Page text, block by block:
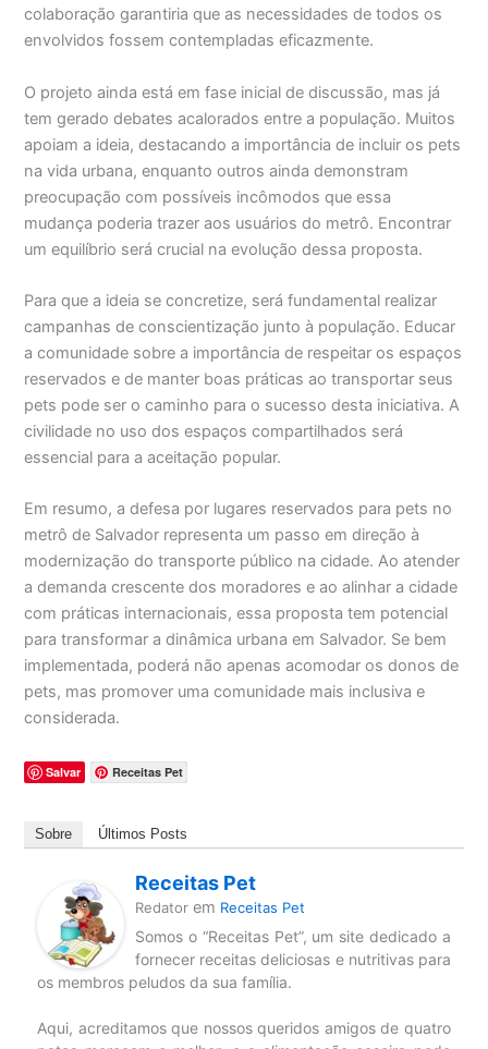
colaboração garantiria que as necessidades de todos os
envolvidos fossem contempladas eficazmente.
O projeto ainda está em fase inicial de discussão, mas já
tem gerado debates acalorados entre a população. Muitos
apoiam a ideia, destacando a importância de incluir os pets
na vida urbana, enquanto outros ainda demonstram
preocupação com possíveis incômodos que essa
mudança poderia trazer aos usuários do metrô. Encontrar
um equilíbrio será crucial na evolução dessa proposta.
Para que a ideia se concretize, será fundamental realizar
campanhas de conscientização junto à população. Educar
a comunidade sobre a importância de respeitar os espaços
reservados e de manter boas práticas ao transportar seus
pets pode ser o caminho para o sucesso desta iniciativa. A
civilidade no uso dos espaços compartilhados será
essencial para a aceitação popular.
Em resumo, a defesa por lugares reservados para pets no
metrô de Salvador representa um passo em direção à
modernização do transporte público na cidade. Ao atender
a demanda crescente dos moradores e ao alinhar a cidade
com práticas internacionais, essa proposta tem potencial
para transformar a dinâmica urbana em Salvador. Se bem
implementada, poderá não apenas acomodar os donos de
pets, mas promover uma comunidade mais inclusiva e
considerada.
Salvar Receitas Pet
Sobre Últimos Posts
Receitas Pet
Redator em Receitas Pet
Somos o “Receitas Pet”, um site dedicado a
fornecer receitas deliciosas e nutritivas para
os membros peludos da sua família.
Aqui, acreditamos que nossos queridos amigos de quatro